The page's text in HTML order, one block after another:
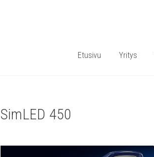
Etusivu Yritys
SimLED 450